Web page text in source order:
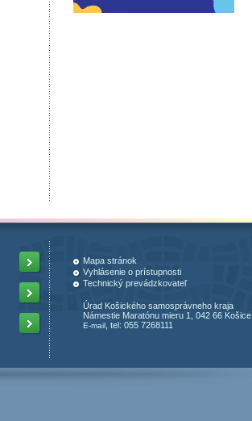
Mapa stránok
Vyhlásenie o prístupnosti
Technický prevádzkovateľ
Úrad Košického samosprávneho kraja
Námestie Maratónu mieru 1, 042 66 Košice
E-mail , tel: 055 7268111